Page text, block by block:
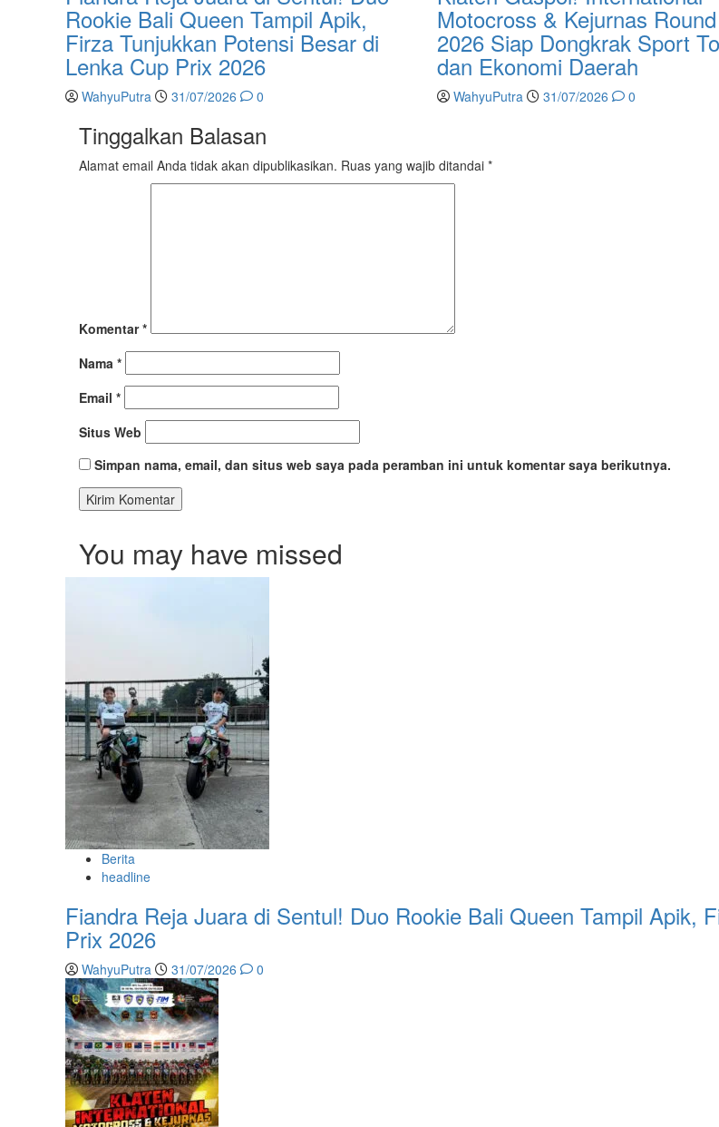
Rookie Bali Queen Tampil Apik,
Firza Tunjukkan Potensi Besar di
Lenka Cup Prix 2026
WahyuPutra 31/07/2026 0
Motocross & Kejurnas
2026 Siap Dongkrak Sport
dan Ekonomi Daerah
WahyuPutra 31/07/2026 0
Tinggalkan Balasan
Alamat email Anda tidak akan dipublikasikan. Ruas yang wajib ditandai *
Komentar*
Nama *
Email *
Situs Web
Simpan nama, email, dan situs web saya pada peramban ini untuk komentar saya berikutnya.
You may have missed
Berita
headline
Fiandra Reja Juara di Sentul! Duo Rookie Bali Queen Tampil Apik,
Prix 2026
WahyuPutra 31/07/2026 0